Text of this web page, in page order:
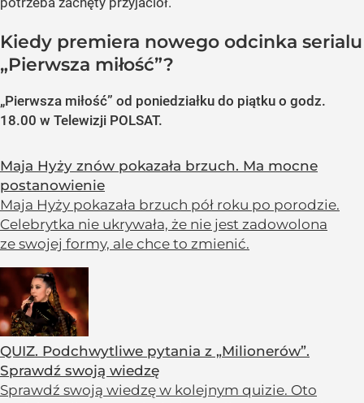
Kiedy premiera nowego odcinka serialu
„Pierwsza miłość”?
„Pierwsza miłość” od poniedziałku do piątku o godz.
18.00 w Telewizji POLSAT.
Maja Hyży znów pokazała brzuch. Ma mocne
postanowienie
Maja Hyży pokazała brzuch pół roku po porodzie.
Celebrytka nie ukrywała, że nie jest zadowolona
ze swojej formy, ale chce to zmienić.
QUIZ. Podchwytliwe pytania z „Milionerów”.
Sprawdź swoją wiedzę
Sprawdź swoją wiedzę w kolejnym quizie. Oto